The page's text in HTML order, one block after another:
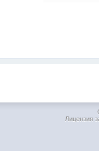
Лицензия